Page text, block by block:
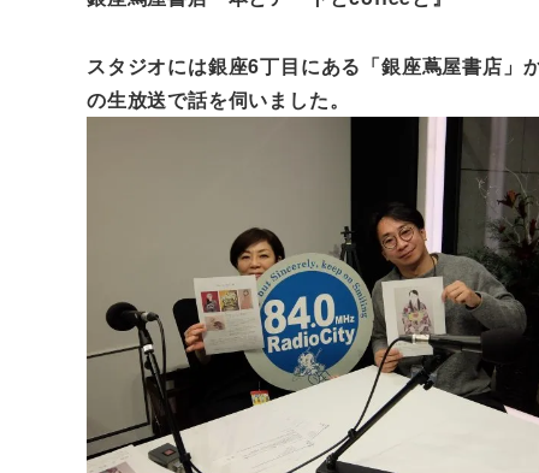
スタジオには銀座6丁目にある「銀座蔦屋書店」
の生放送で話を伺いました。